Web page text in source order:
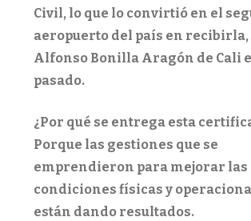
Civil, lo que lo convirtió en el
aeropuerto del país en recibirla,
Alfonso Bonilla Aragón de Cali
pasado.
¿Por qué se entrega esta
Porque las gestiones que se
emprendieron para mejorar las
condiciones físicas y
están dando resultados.